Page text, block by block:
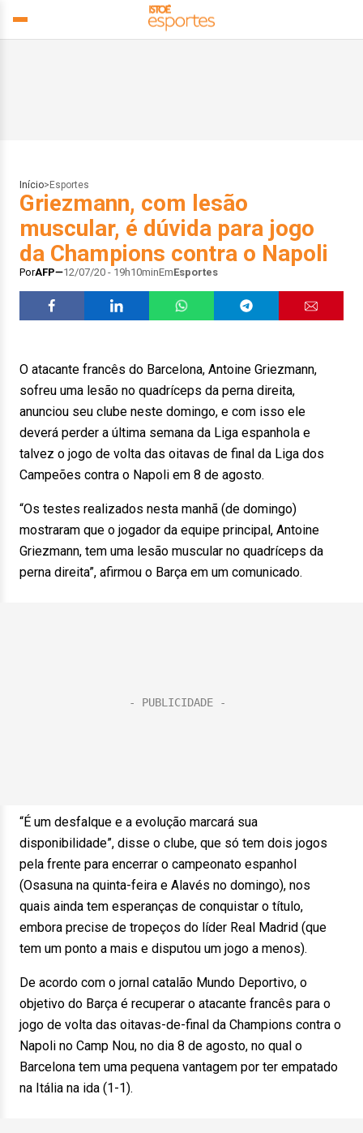
Início> Esportes
Griezmann, com lesão
muscular, é dúvida para jogo
da Champions contra o Napoli
PorAFP 12/07/20 - 19h10minEmEsportes
O atacante francês do Barcelona, Antoine Griezmann,
sofreu uma lesão no quadríceps da perna direita,
anunciou seu clube neste domingo, e com isso ele
deverá perder a última semana da Liga espanhola e
talvez o jogo de volta das oitavas de final da Liga dos
Campeões contra o Napoli em 8 de agosto.
“Os testes realizados nesta manhã (de domingo)
mostraram que o jogador da equipe principal, Antoine
Griezmann, tem uma lesão muscular no quadríceps da
perna direita”, afirmou o Barça em um comunicado.
“É um desfalque e a evolução marcará sua
disponibilidade”, disse o clube, que só tem dois jogos
pela frente para encerrar o campeonato espanhol
(Osasuna na quinta-feira e Alavés no domingo), nos
quais ainda tem esperanças de conquistar o título,
embora precise de tropeços do líder Real Madrid (que
tem um ponto a mais e disputou um jogo a menos).
De acordo com o jornal catalão Mundo Deportivo, o
objetivo do Barça é recuperar o atacante francês para o
jogo de volta das oitavas-de-final da Champions contra o
Napoli no Camp Nou, no dia 8 de agosto, no qual o
Barcelona tem uma pequena vantagem por ter empatado
na Itália na ida (1-1).